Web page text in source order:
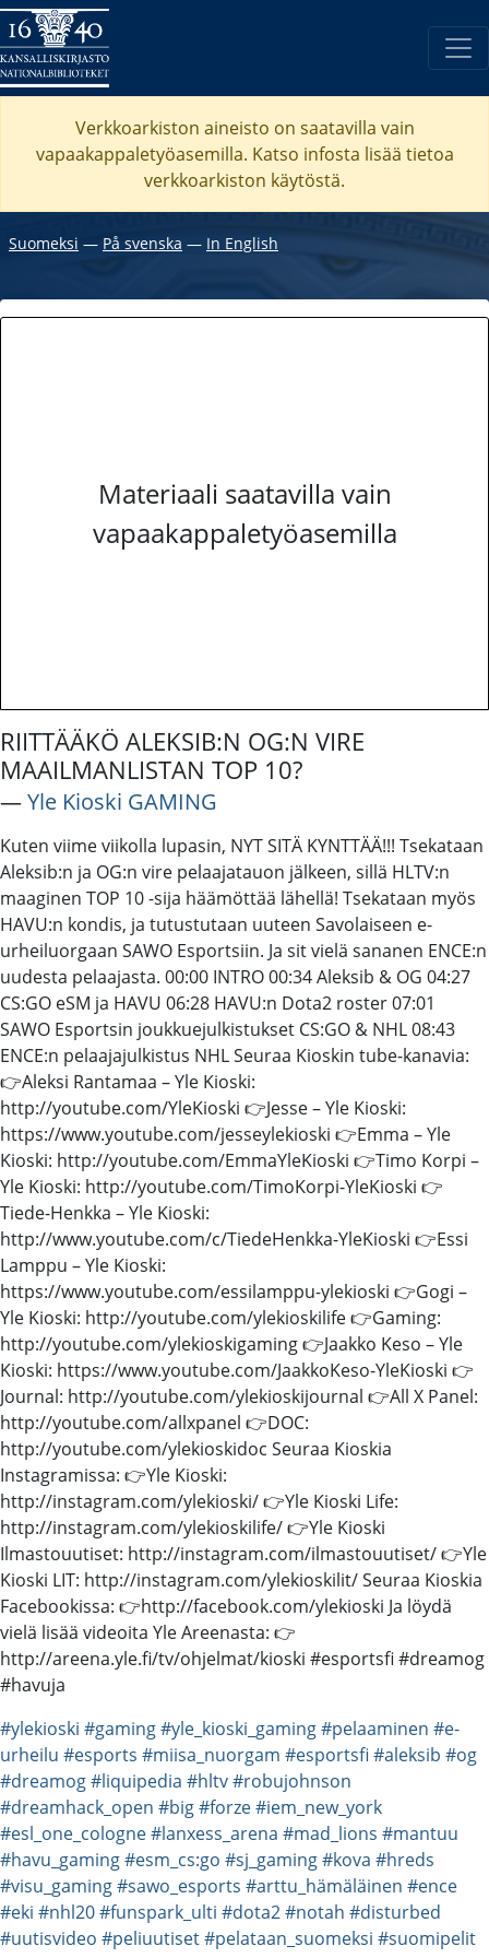
Verkkoarkiston aineisto on saatavilla vain
vapaakappaletyöasemilla. Katso infosta lisää tietoa
verkkoarkiston käytöstä.
Suomeksi ― På svenska ― In English
Materiaali saatavilla vain
vapaakappaletyöasemilla
RIITTÄÄKÖ ALEKSIB:N OG:N VIRE
MAAILMANLISTAN TOP 10?
―Yle Kioski GAMING
Kuten viime viikolla lupasin, NYT SITÄ KYNTTÄÄ!!! Tsekataan
Aleksib:n ja OG:n vire pelaajatauon jälkeen, sillä HLTV:n
maaginen TOP 10 -sija häämöttää lähellä! Tsekataan myös
HAVU:n kondis, ja tutustutaan uuteen Savolaiseen e-
urheiluorgaan SAWO Esportsiin. Ja sit vielä sananen ENCE:n
uudesta pelaajasta. 00:00 INTRO 00:34 Aleksib & OG 04:27
CS:GO eSM ja HAVU 06:28 HAVU:n Dota2 roster 07:01
SAWO Esportsin joukkuejulkistukset CS:GO & NHL 08:43
ENCE:n pelaajajulkistus NHL Seuraa Kioskin tube-kanavia:
👉Aleksi Rantamaa – Yle Kioski:
http://youtube.com/YleKioski 👉Jesse – Yle Kioski:
https://www.youtube.com/jesseylekioski 👉Emma – Yle
Kioski: http://youtube.com/EmmaYleKioski 👉Timo Korpi –
Yle Kioski: http://youtube.com/TimoKorpi-YleKioski 👉
Tiede-Henkka – Yle Kioski:
http://www.youtube.com/c/TiedeHenkka-YleKioski 👉Essi
Lamppu – Yle Kioski:
https://www.youtube.com/essilamppu-ylekioski 👉Gogi –
Yle Kioski: http://youtube.com/ylekioskilife 👉Gaming:
http://youtube.com/ylekioskigaming 👉Jaakko Keso – Yle
Kioski: https://www.youtube.com/JaakkoKeso-YleKioski 👉
Journal: http://youtube.com/ylekioskijournal 👉All X Panel:
http://youtube.com/allxpanel 👉DOC:
http://youtube.com/ylekioskidoc Seuraa Kioskia
Instagramissa: 👉Yle Kioski:
http://instagram.com/ylekioski/ 👉Yle Kioski Life:
http://instagram.com/ylekioskilife/ 👉Yle Kioski
Ilmastouutiset: http://instagram.com/ilmastouutiset/ 👉Yle
Kioski LIT: http://instagram.com/ylekioskilit/ Seuraa Kioskia
Facebookissa: 👉http://facebook.com/ylekioski Ja löydä
vielä lisää videoita Yle Areenasta: 👉
http://areena.yle.fi/tv/ohjelmat/kioski #esportsfi #dreamog
#havuja
#ylekioski #gaming#yle_kioski_gaming#pelaaminen #e-
urheilu #esports #miisa_nuorgam #esportsfi #aleksib #og
#dreamog#liquipedia #hltv#robujohnson
#dreamhack_open #big#forze#iem_new_york
#esl_one_cologne#lanxess_arena #mad_lions #mantuu
#havu_gaming#esm_cs:go #sj_gaming#kova #hreds
#visu_gaming#sawo_esports #arttu_hämäläinen #ence
#eki #nhl20#funspark_ulti #dota2#notah #disturbed
#uutisvideo #peliuutiset#pelataan_suomeksi #suomipelit